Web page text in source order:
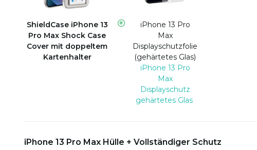
ShieldCase iPhone 13
Pro Max Shock Case
Cover mit doppeltem
Kartenhalter
iPhone 13 Pro
Max
Displayschutzfolie
(gehärtetes Glas)
iPhone 13 Pro
Max
Displayschutz
gehärtetes Glas
iPhone 13 Pro Max Hülle + Vollständiger Schutz